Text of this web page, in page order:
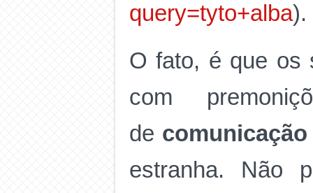
query=tyto+alba).
O fato, é que os
com
de
estranha. Não